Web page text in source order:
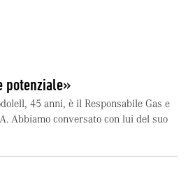
potenziale»
45 anni, è il Responsabile Gas e
Abbiamo conversato con lui del suo